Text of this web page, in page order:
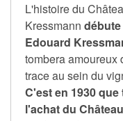
L'histoire du
Kressmann débute
Edouard
tombera amoureux
trace au sein du
C'est en 1930
l'achat du